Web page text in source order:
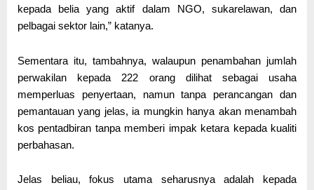
kepada belia yang aktif dalam NGO, sukarelawan, dan
pelbagai sektor lain,” katanya.
Sementara itu, tambahnya, walaupun penambahan jumlah
perwakilan kepada 222 orang dilihat sebagai usaha
memperluas penyertaan, namun tanpa perancangan dan
pemantauan yang jelas, ia mungkin hanya akan menambah
kos pentadbiran tanpa memberi impak ketara kepada kualiti
perbahasan.
Jelas beliau, fokus utama seharusnya adalah kepada